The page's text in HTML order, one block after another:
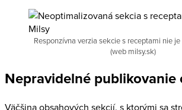
Responzívna verzia sekcie s receptami nie
(web milsy.sk)
Nepravidelné publikovanie
Väčšina obsahových sekcií, s ktorými sa